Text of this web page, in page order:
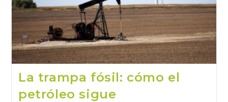
Clima
Extremo
(1)
La trampa fósil: cómo el
petróleo sigue